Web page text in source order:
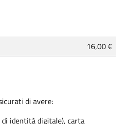
16,00 €
di avere:
di identità digitale), carta